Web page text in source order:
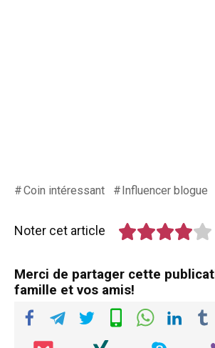
Coin intéressant Influencer blogue
Noter cet article
Merci de partager cette
famille et vos amis!